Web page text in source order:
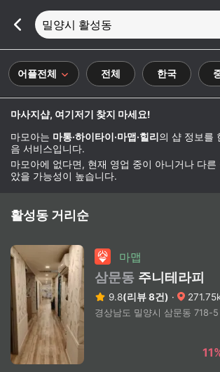
밀양시 활성동
어플전체 전체 한국
마사지샵, 여기저기 찾지 마세요!
마모아는 마통·하이타이·마맵·힐리 의 샵 정보를
음 서비스입니다.
마모아에 없다면, 현재 영업 중이 아니거나 다
았을 가능성이 높습니다.
활성동 거리순
마맵
삼문동 주니테라피
9.8(리뷰 8건) ·
경상남도 밀양시 삼문동 718-5